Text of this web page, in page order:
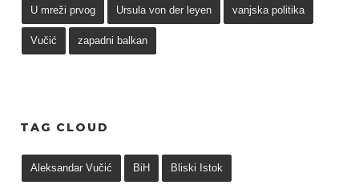
U mreži prvog Ursula von der leyen vanjska politika
Vučić zapadni balkan
TAG CLOUD
Aleksandar Vučić BiH Bliski Istok